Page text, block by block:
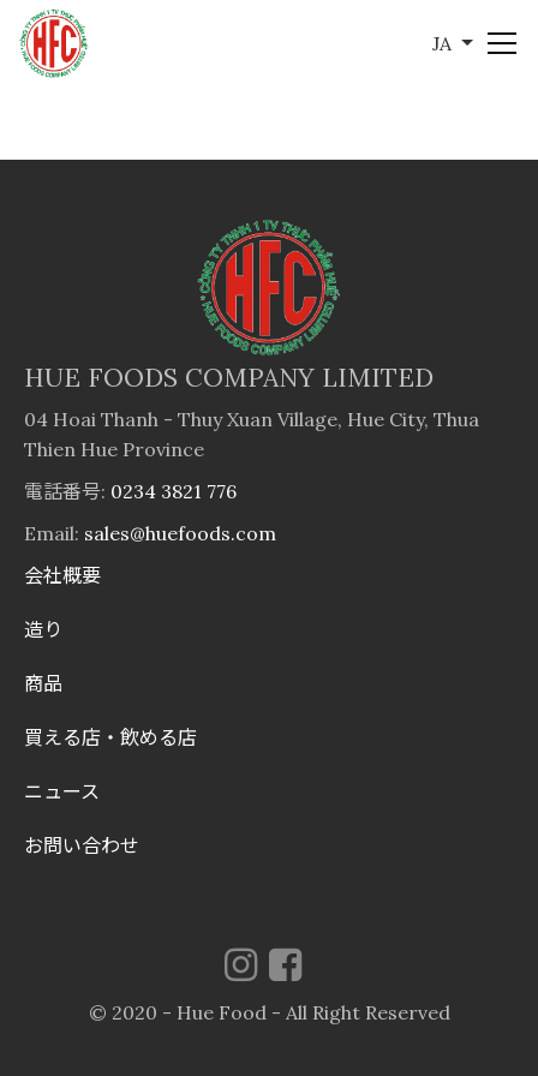
JA
HUE FOODS COMPANY LIMITED
04 Hoai Thanh - Thuy Xuan Village, Hue City, Thua
Thien Hue Province
電話番号: 0234 3821 776
Email: sales@huefoods.com
会社概要
造り
商品
買える店・飲める店
ニュース
お問い合わせ
© 2020 - Hue Food - All Right Reserved